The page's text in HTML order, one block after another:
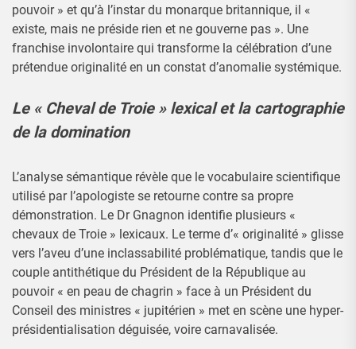
pouvoir » et qu’à l’instar du monarque britannique, il «
existe, mais ne préside rien et ne gouverne pas ». Une
franchise involontaire qui transforme la célébration d’une
prétendue originalité en un constat d’anomalie systémique.
Le « Cheval de Troie » lexical et la cartographie
de la domination
L’analyse sémantique révèle que le vocabulaire scientifique
utilisé par l’apologiste se retourne contre sa propre
démonstration. Le Dr Gnagnon identifie plusieurs «
chevaux de Troie » lexicaux. Le terme d’« originalité » glisse
vers l’aveu d’une inclassabilité problématique, tandis que le
couple antithétique du Président de la République au
pouvoir « en peau de chagrin » face à un Président du
Conseil des ministres « jupitérien » met en scène une hyper-
présidentialisation déguisée, voire carnavalisée.